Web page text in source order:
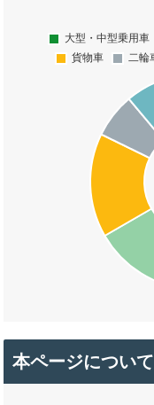
本ページについて